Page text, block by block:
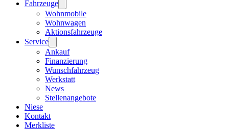
Fahrzeuge
Wohnmobile
Wohnwagen
Aktionsfahrzeuge
Service
Ankauf
Finanzierung
Wunschfahrzeug
Werkstatt
News
Stellenangebote
Niese
Kontakt
Merkliste